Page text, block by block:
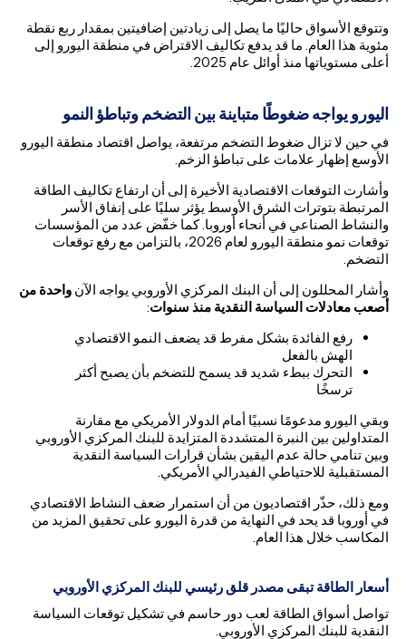
وتتوقع الأسواق حاليًا ما يصل إلى زيادتين إضافيتين بمقدار ربع نقطة
مئوية هذا العام. ما قد يدفع تكاليف الاقتراض في منطقة اليورو إلى
أعلى مستوياتها منذ أوائل عام 2025.
اليورو يواجه ضغوطًا متباينة بين التضخم وتباطؤ النمو
في حين لا تزال ضغوط التضخم مرتفعة، يواصل اقتصاد منطقة اليورو
الأوسع إظهار علامات على تباطؤ الزخم.
وأشارت التوقعات الاقتصادية الأخيرة إلى أن ارتفاع تكاليف الطاقة
المرتبطة بتوترات الشرق الأوسط يؤثر سلبًا على إنفاق الأسر
والنشاط الصناعي في أنحاء أوروبا. كما خفّض عدد من المؤسسات
توقعات نمو منطقة اليورو لعام 2026، بالتزامن مع رفع توقعات
التضخم.
وأشار المحللون إلى أن البنك المركزي الأوروبي يواجه الآنواحدة من
أصعب معادلات السياسة النقدية منذ سنوات:
رفع الفائدة بشكل مفرط قد يضعف النمو الاقتصادي
الهش بالفعل
التحرك ببطء شديد قد يسمح للتضخم بأن يصبح أكثر
ترسخًا
وبقي اليورو مدعومًا نسبيًا أمام الدولار الأمريكي مع مقارنة
المتداولين بين النبرة المتشددة المتزايدة للبنك المركزي الأوروبي
وبين تنامي حالة عدم اليقين بشأن قرارات السياسة النقدية
المستقبلية للاحتياطي الفيدرالي الأمريكي.
ومع ذلك، حذّر اقتصاديون من أن استمرار ضعف النشاط الاقتصادي
في أوروبا قد يحد في النهاية من قدرة اليورو على تحقيق المزيد من
المكاسب خلال هذا العام.
أسعار الطاقة تبقى مصدر قلق رئيسي للبنك المركزي الأوروبي
تواصل أسواق الطاقة لعب دور حاسم في تشكيل توقعات السياسة
النقدية للبنك المركزي الأوروبي.